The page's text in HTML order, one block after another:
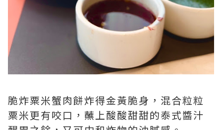
脆炸粟米蟹肉餅炸得金黃脆身，混合粒粒
粟米更有咬口，蘸上酸酸甜甜的泰式醬汁